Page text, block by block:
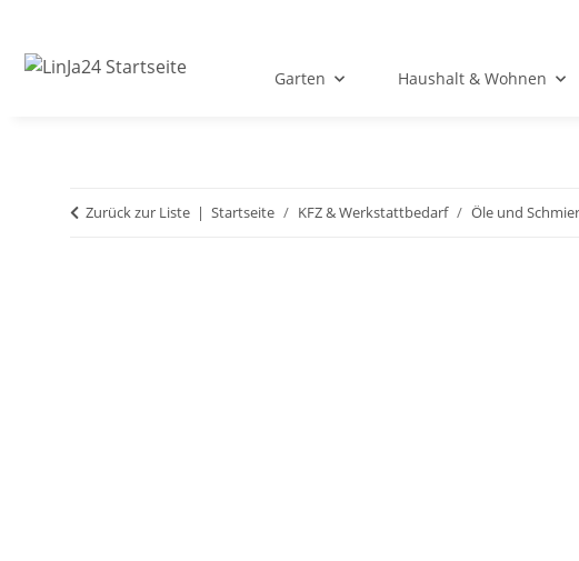
Garten Haushalt & Wohnen
Zurück zur Liste Startseite KFZ & Werkstattbedarf Öle und